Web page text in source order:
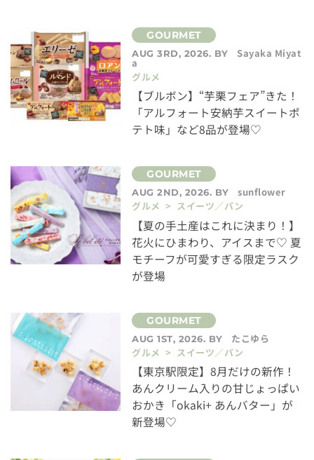
AUG 3RD, 2026. BY Sayaka Miyat
a
グルメ
【ブルボン】“芋栗フェア”きた！
「アルフォート安納芋スイートポ
テト味」など8品が登場♡
AUG 2ND, 2026. BY
sunflower
グルメ > スイーツ／パン
【夏の手土産はこれに決まり！】
花火にひまわり、アイスまで♡ 夏
モチーフが可愛すぎる限定ラスク
が登場
AUG 1ST, 2026. BY
たこゆら
グルメ > スイーツ／パン
【東京駅限定】8月だけの新作！
あんクリーム入りの甘じょっぱい
おかき「okaki+ あんバター」が
新登場♡